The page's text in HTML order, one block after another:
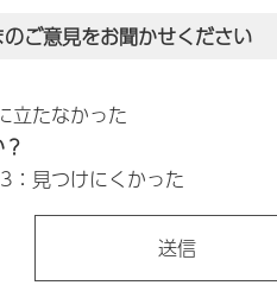
ご意見をお聞かせください
立たなかった
3：見つけにくかった